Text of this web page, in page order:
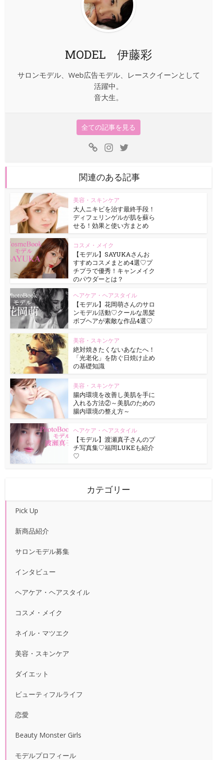
MODEL 伊藤彩
サロンモデル、Web広告モデル、レースクイーンとして
活躍中。
音大生。
全ての記事を見る
関連のある記事
美容・スキンケア
大人ニキビを治す最終手段！
ディフェリンゲルが肌を蘇ら
せる！効果と使い方まとめ
コスメ・メイク
【モデル】SAYUKAさんお
すすめコスメまとめ4選♡プ
チプラで優秀！キャンメイク
のパウダーとは？
ヘアケア・ヘアスタイル
【モデル】花岡萌さんのサロ
ンモデル活動♡クールな黒髪
ボブヘアが素敵な作品4選♡
美容・スキンケア
絶対焼きたくないあなたへ！
「光老化」を防ぐ日焼け止め
の基礎知識
美容・スキンケア
腸内環境を改善し美肌を手に
入れる方法②～美肌のための
腸内環境の整え方～
ヘアケア・ヘアスタイル
【モデル】渡瀬真子さんのプ
チ写真集♡福岡LUKEも紹介
♡
カテゴリー
Pick Up
新商品紹介
サロンモデル募集
インタビュー
ヘアケア・ヘアスタイル
コスメ・メイク
ネイル・マツエク
美容・スキンケア
ダイエット
ビューティフルライフ
恋愛
Beauty Monster Girls
モデルプロフィール